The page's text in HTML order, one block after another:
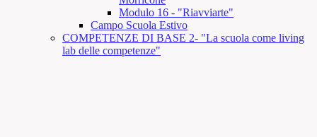
Modulo 16 - "Riavviarte"
Campo Scuola Estivo
COMPETENZE DI BASE 2- "La scuola come living
lab delle competenze"